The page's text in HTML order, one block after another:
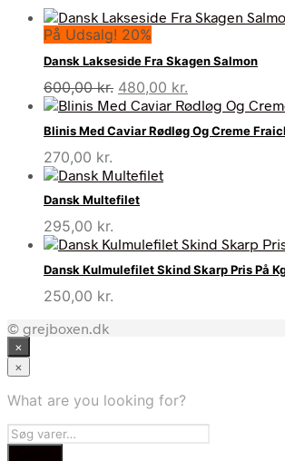
På Udsalg! 20%
Dansk Lakseside Fra Skagen Salmon
600,00kr. Den
oprindelige
pris
var:
480,00 kr.
aktuelle
pris
er:
Blinis Med Caviar Rødløg Og Creme
270,00 kr.
Dansk Multefilet
295,00 kr.
Dansk Kulmulefilet Skind Skarp Pris På
250,00 kr.
© grejboxen.dk
×
×
What are you looking for?